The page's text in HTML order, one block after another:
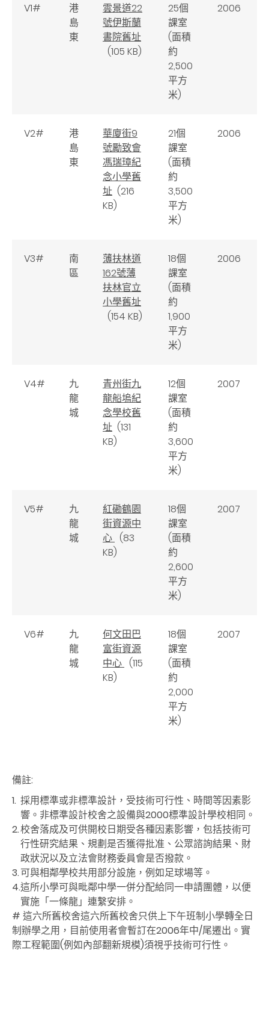
V1#
港
島
東
雲景道22
號伊斯蘭
書院舊址
(105 KB)
25個
課室
(面積
約
2,500
平方
米)
2006
V2#
港
島
東
華廈街9
號勵致會
馮瑞璋紀
念小學舊
址 (216
KB)
21個
課室
(面積
約
3,500
平方
米)
2006
V3#
南
區
薄扶林道
162號薄
扶林官立
小學舊址
(154 KB)
18個
課室
(面積
約
1,900
平方
米)
2006
V4#
九
龍
城
青州街九
龍船塢紀
念學校舊
址 (131
KB)
12個
課室
(面積
約
3,600
平方
米)
2007
V5#
九
龍
城
紅磡鶴園
街資源中
心 (83
KB)
18個
課室
(面積
約
2,600
平方
米)
2007
V6#
九
龍
城
何文田巴
富街資源
中心 (115
KB)
18個
課室
(面積
約
2,000
平方
米)
2007
備註:
1. 採用標準或非標準設計，受技術可行性、時間等因素影
響。非標準設計校舍之設備與2000標準設計學校相同。
2.校舍落成及可供開校日期受各種因素影響，包括技術可
行性研究結果、規劃是否獲得批准、公眾諮詢結果、財
政狀況以及立法會財務委員會是否撥款。
3.可與相鄰學校共用部分設施，例如足球場等。
4.這所小學可與毗鄰中學一併分配給同一申請團體，以便
實施「一條龍」連繫安排。
# 這六所舊校舍這六所舊校舍只供上下午班制小學轉全日
制辦學之用，目前使用者會暫訂在2006年中/尾遷出。實
際工程範圍(例如內部翻新規模)須視乎技術可行性。